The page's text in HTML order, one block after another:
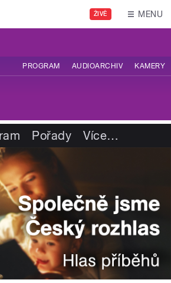
ŽIVĚ MENU
PROGRAM AUDIOARCHIV KAMERY
Pořady Více…